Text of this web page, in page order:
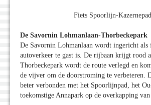
Fiets Spoorlijn-Kazernepad
De Savornin Lohmanlaan-Thorbeckepark
De Savornin Lohmanlaan wordt ingericht als
autoverkeer te gast is. De rijbaan krijgt rood
Thorbeckepark wordt de route verlegd en
de vijver om de doorstroming te verbeteren.
beter verbonden met het Spoorlijnpad, het
toekomstige Annapark op de overkapping van